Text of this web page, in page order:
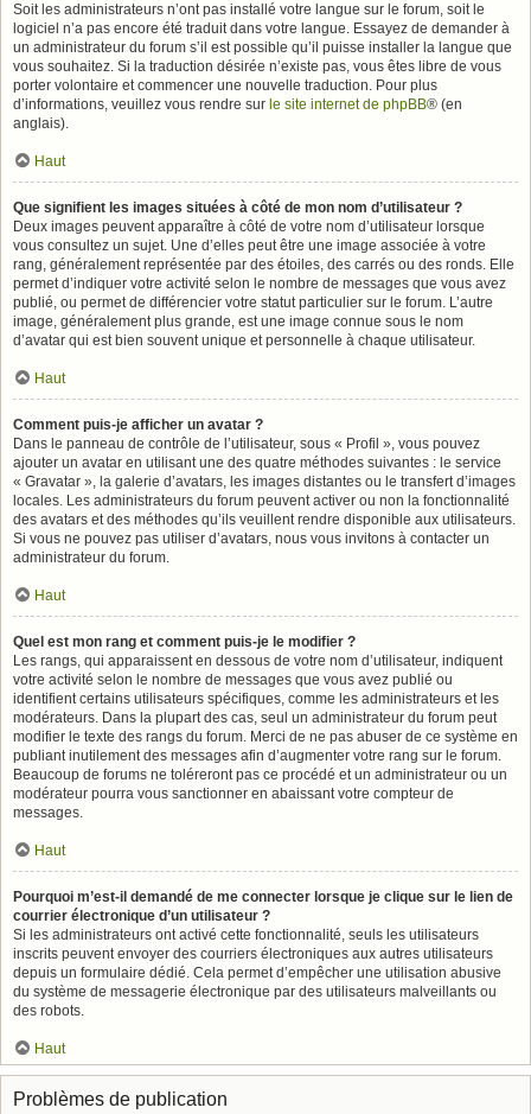
Soit les administrateurs n’ont pas installé votre langue sur le forum, soit le
logiciel n’a pas encore été traduit dans votre langue. Essayez de demander à
un administrateur du forum s’il est possible qu’il puisse installer la langue que
vous souhaitez. Si la traduction désirée n’existe pas, vous êtes libre de vous
porter volontaire et commencer une nouvelle traduction. Pour plus
d’informations, veuillez vous rendre sur le site internet de phpBB® (en
anglais).
Haut
Que signifient les images situées à côté de mon nom d’utilisateur ?
Deux images peuvent apparaître à côté de votre nom d’utilisateur lorsque
vous consultez un sujet. Une d’elles peut être une image associée à votre
rang, généralement représentée par des étoiles, des carrés ou des ronds. Elle
permet d’indiquer votre activité selon le nombre de messages que vous avez
publié, ou permet de différencier votre statut particulier sur le forum. L’autre
image, généralement plus grande, est une image connue sous le nom
d’avatar qui est bien souvent unique et personnelle à chaque utilisateur.
Haut
Comment puis-je afficher un avatar ?
Dans le panneau de contrôle de l’utilisateur, sous « Profil », vous pouvez
ajouter un avatar en utilisant une des quatre méthodes suivantes : le service
« Gravatar », la galerie d’avatars, les images distantes ou le transfert d’images
locales. Les administrateurs du forum peuvent activer ou non la fonctionnalité
des avatars et des méthodes qu’ils veuillent rendre disponible aux utilisateurs.
Si vous ne pouvez pas utiliser d’avatars, nous vous invitons à contacter un
administrateur du forum.
Haut
Quel est mon rang et comment puis-je le modifier ?
Les rangs, qui apparaissent en dessous de votre nom d’utilisateur, indiquent
votre activité selon le nombre de messages que vous avez publié ou
identifient certains utilisateurs spécifiques, comme les administrateurs et les
modérateurs. Dans la plupart des cas, seul un administrateur du forum peut
modifier le texte des rangs du forum. Merci de ne pas abuser de ce système en
publiant inutilement des messages afin d’augmenter votre rang sur le forum.
Beaucoup de forums ne toléreront pas ce procédé et un administrateur ou un
modérateur pourra vous sanctionner en abaissant votre compteur de
messages.
Haut
Pourquoi m’est-il demandé de me connecter lorsque je clique sur le lien de
courrier électronique d’un utilisateur ?
Si les administrateurs ont activé cette fonctionnalité, seuls les utilisateurs
inscrits peuvent envoyer des courriers électroniques aux autres utilisateurs
depuis un formulaire dédié. Cela permet d’empêcher une utilisation abusive
du système de messagerie électronique par des utilisateurs malveillants ou
des robots.
Haut
Problèmes de publication